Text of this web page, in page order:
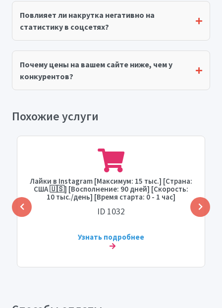
Повлияет ли накрутка негативно на
статистику в соцсетях?
Почему цены на вашем сайте ниже, чем у
конкурентов?
Похожие услуги
Лайки в Instagram [Максимум: 15 тыс.] [Страна:
США 🇺🇸] [Восполнение: 90 дней] [Скорость:
10 тыс./день] [Время старта: 0 - 1 час]
ID 1032
Узнать подробнее